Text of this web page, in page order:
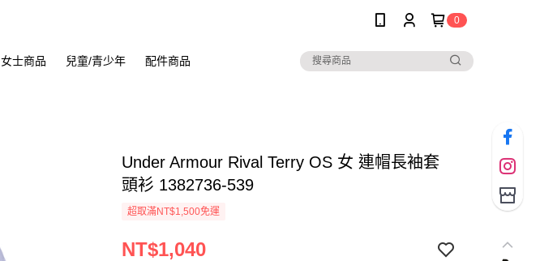
0
女士商品 兒童/青少年 配件商品
Under Armour Rival Terry OS 女 連帽長袖套
頭衫 1382736-539
超取滿NT$1,500免運
NT$1,040